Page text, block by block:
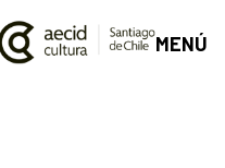
MENÚ